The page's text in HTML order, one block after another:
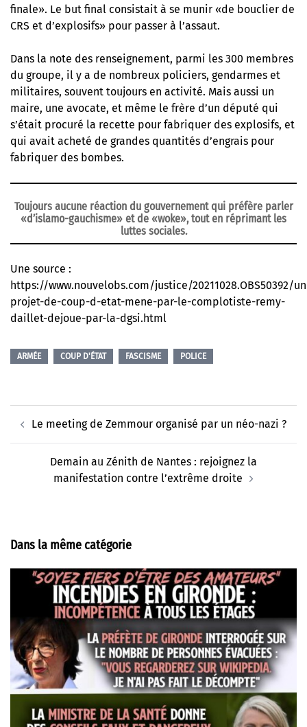
finale». Le but final consistait à se munir «de bouclier de
CRS et d’explosifs» pour passer à l’assaut.
Dans la note des renseignement, parmi les 300 membres
du groupe, il y a de nombreux policiers, gendarmes et
militaires, souvent toujours en activité. Mais aussi un
maire, une avocate, et même le frère d’un député qui
s’était procuré la recette pour fabriquer des explosifs, et
qui avait acheté de grandes quantités d’engrais pour
fabriquer des bombes.
Toujours aucune réaction du gouvernement qui préfère parler
«d’islamo-gauchisme» et de «woke», tout en réprimant les
luttes sociales.
Une source :
https://www.nouvelobs.com/justice/20211028.OBS50392/
projet-de-coup-d-etat-mene-par-le-complotiste-remy-
daillet-dejoue-par-la-dgsi.html
ARMÉE COUP D'ÉTAT FASCISME POLICE
d’article
Le meeting de Zemmour organisé par un néo-nazi ?
Demain au Zénith de Nantes : rejoignez la
manifestation contre l’extrême droite
Dans la même catégorie